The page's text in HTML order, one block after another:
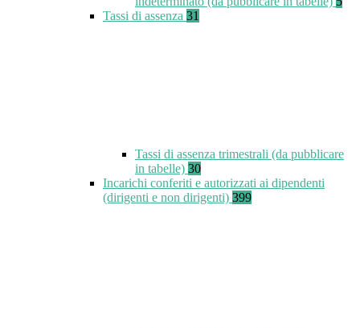
Tassi di assenza 31
Tassi di assenza trimestrali (da pubblicare
in tabelle) 30
Incarichi conferiti e autorizzati ai dipendenti
(dirigenti e non dirigenti) 399